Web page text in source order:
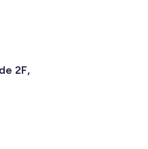
2F,